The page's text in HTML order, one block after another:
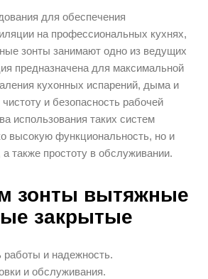
для обеспечения
на профессиональных кухнях,
зонты занимают одно из ведущих
предназначена для максимальной
кухонных испарений, дыма и
и безопасность рабочей
использования таких систем
высокую функциональность, но и
также простоту в обслуживании.
зонты вытяжные
закрытые
и надежность.
и обслуживания.